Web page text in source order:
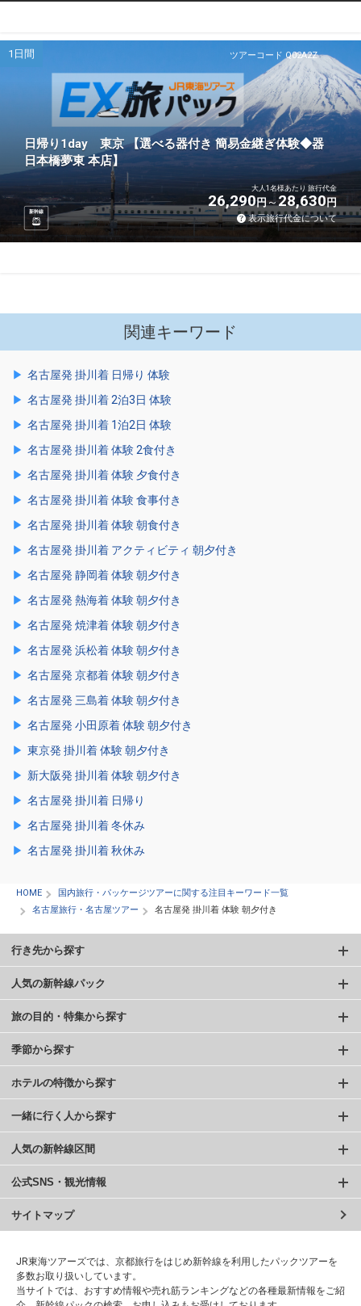
ツアーコード Q02A2Z
1日間
日帰り1day 東京 【選べる器付き 簡易金継ぎ体験◆器
日本橋夢東 本店】
新幹線
大人1名様あたり 旅行代金
26,290円 28,630円
表示旅行代金について
関連キーワード
名古屋発 掛川着 日帰り 体験
名古屋発 掛川着 2泊3日 体験
名古屋発 掛川着 1泊2日 体験
名古屋発 掛川着 体験 2食付き
名古屋発 掛川着 体験 夕食付き
名古屋発 掛川着 体験 食事付き
名古屋発 掛川着 体験 朝食付き
名古屋発 掛川着 アクティビティ 朝夕付き
名古屋発 静岡着 体験 朝夕付き
名古屋発 熱海着 体験 朝夕付き
名古屋発 焼津着 体験 朝夕付き
名古屋発 浜松着 体験 朝夕付き
名古屋発 京都着 体験 朝夕付き
名古屋発 三島着 体験 朝夕付き
名古屋発 小田原着 体験 朝夕付き
東京発 掛川着 体験 朝夕付き
新大阪発 掛川着 体験 朝夕付き
名古屋発 掛川着 日帰り
名古屋発 掛川着 冬休み
名古屋発 掛川着 秋休み
HOME
国内旅行・パッケージツアーに関する注目キーワード一覧
名古屋旅行・名古屋ツアー
名古屋発 掛川着 体験 朝夕付き
行き先から探す
人気の新幹線パック
旅の目的・特集から探す
季節から探す
ホテルの特徴から探す
一緒に行く人から探す
人気の新幹線区間
公式SNS・観光情報
サイトマップ
JR東海ツアーズでは、京都旅行をはじめ新幹線を利用したパックツアーを
多数お取り扱いしています。
当サイトでは、おすすめ情報や売れ筋ランキングなどの各種最新情報をご紹